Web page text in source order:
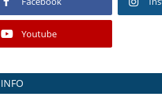
Youtube
INFO